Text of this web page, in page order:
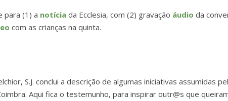
para (1) a notícia da Ecclesia, com (2) gravação áudio da
com as crianças na quinta.
S.J. conclui a descrição de algumas iniciativas assumidas
Aqui fica o testemunho, para inspirar outr@s que